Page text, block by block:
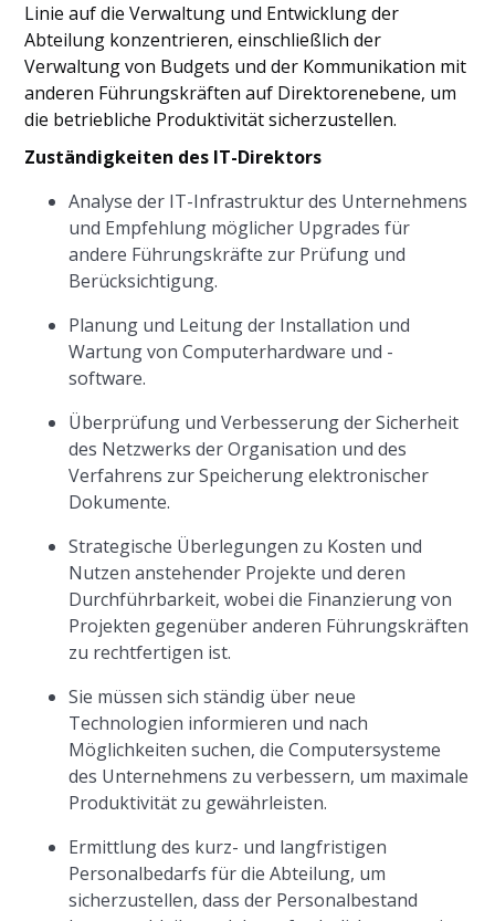
Linie auf die Verwaltung und Entwicklung der
Abteilung konzentrieren, einschließlich der
Verwaltung von Budgets und der Kommunikation mit
anderen Führungskräften auf Direktorenebene, um
die betriebliche Produktivität sicherzustellen.
Zuständigkeiten des IT-Direktors
Analyse der IT-Infrastruktur des Unternehmens
und Empfehlung möglicher Upgrades für
andere Führungskräfte zur Prüfung und
Berücksichtigung.
Planung und Leitung der Installation und
Wartung von Computerhardware und -
software.
Überprüfung und Verbesserung der Sicherheit
des Netzwerks der Organisation und des
Verfahrens zur Speicherung elektronischer
Dokumente.
Strategische Überlegungen zu Kosten und
Nutzen anstehender Projekte und deren
Durchführbarkeit, wobei die Finanzierung von
Projekten gegenüber anderen Führungskräften
zu rechtfertigen ist.
Sie müssen sich ständig über neue
Technologien informieren und nach
Möglichkeiten suchen, die Computersysteme
des Unternehmens zu verbessern, um maximale
Produktivität zu gewährleisten.
Ermittlung des kurz- und langfristigen
Personalbedarfs für die Abteilung, um
sicherzustellen, dass der Personalbestand